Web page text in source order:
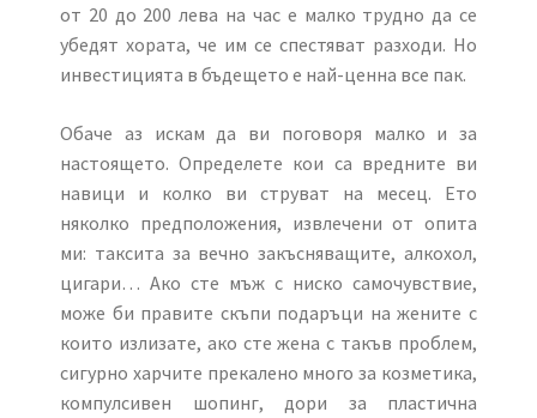
от 20 до 200 лева на час е малко трудно да се
убедят хората, че им се спестяват разходи. Но
инвестицията в бъдещето е най-ценна все пак.
Обаче аз искам да ви поговоря малко и за
настоящето. Определете кои са вредните ви
навици и колко ви струват на месец. Ето
няколко предположения, извлечени от опита
ми: таксита за вечно закъсняващите, алкохол,
цигари… Ако сте мъж с ниско самочувствие,
може би правите скъпи подаръци на жените с
които излизате, ако сте жена с такъв проблем,
сигурно харчите прекалено много за козметика,
компулсивен шопинг, дори за пластична